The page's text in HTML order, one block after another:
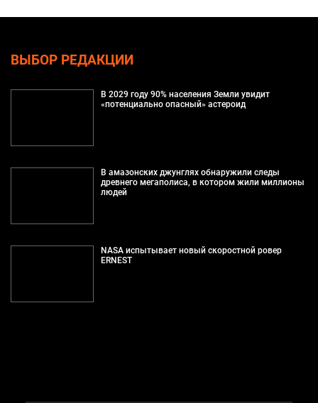
ВЫБОР РЕДАКЦИИ
В 2029 году 90% населения Земли увидит
«потенциально опасный» астероид
В амазонских джунглях обнаружили следы
древнего мегаполиса, в котором жили миллионы
людей
NASA испытывает новый скоростной ровер
ERNEST